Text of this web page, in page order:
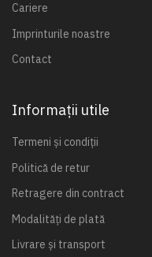
Cariere
Imprinturile noastre
Contact
Informații utile
Termeni și condiții
Politică de retur
Retragere din contract
Modalități de plată
Livrare și transport